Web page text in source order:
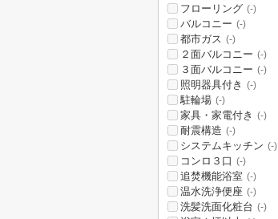
フローリング (-)
バルコニー (-)
都市ガス (-)
２面バルコニー (-)
３面バルコニー (-)
照明器具付き (-)
駐輪場 (-)
家具・家電付き (-)
耐震構造 (-)
システムキッチン (-)
コンロ３口 (-)
追焚機能浴室 (-)
温水洗浄便座 (-)
洗髪洗面化粧台 (-)